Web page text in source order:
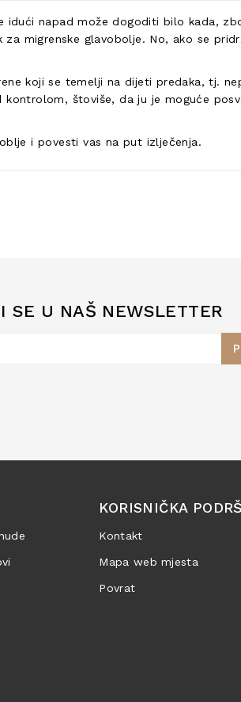
idući napad može dogoditi bilo kada,
migrenske glavobolje. No, ako se
koji se temelji na dijeti predaka, tj.
štoviše, da ju je moguće
i povesti vas na put izlječenja.
SE U NAŠ NEWSLETTER
KORISNIČKA
Kontakt
Mapa web mjesta
Povrat